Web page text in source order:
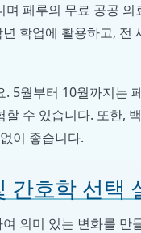
페루의 무료 공공
학업에 활용하고,
5월부터 10월까지는
수 있습니다. 또한,
이 좋습니다.
간호학 선택
의미 있는 변화를 만